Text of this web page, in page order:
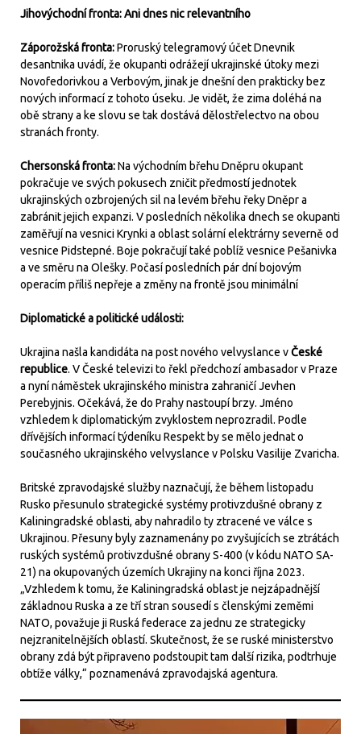
Jihovýchodní fronta: Ani dnes nic relevantního
Záporožská fronta:Proruský telegramový účet Dnevnik
desantnika uvádí, že okupanti odrážejí ukrajinské útoky mezi
Novofedorivkou a Verbovým, jinak je dnešní den prakticky bez
nových informací z tohoto úseku. Je vidět, že zima doléhá na
obě strany a ke slovu se tak dostává dělostřelectvo na obou
stranách fronty.
Chersonská fronta:Na východním břehu Dněpru okupant
pokračuje ve svých pokusech zničit předmostí jednotek
ukrajinských ozbrojených sil na levém břehu řeky Dněpr a
zabránit jejich expanzi. V posledních několika dnech se okupanti
zaměřují na vesnici Krynki a oblast solární elektrárny severně od
vesnice Pidstepné. Boje pokračují také poblíž vesnice Pešanivka
a ve směru na Olešky. Počasí posledních pár dní bojovým
operacím příliš nepřeje a změny na frontě jsou minimální
Diplomatické a politické události:
Ukrajina našla kandidáta na post nového velvyslance vČeské
republice. V České televizi to řekl předchozí ambasador v Praze
a nyní náměstek ukrajinského ministra zahraničí Jevhen
Perebyjnis. Očekává, že do Prahy nastoupí brzy. Jméno
vzhledem k diplomatickým zvyklostem neprozradil. Podle
dřívějších informací týdeníku Respekt by se mělo jednat o
současného ukrajinského velvyslance v Polsku Vasilije Zvaricha.
Britské zpravodajské služby naznačují, že během listopadu
Rusko přesunulo strategické systémy protivzdušné obrany z
Kaliningradské oblasti, aby nahradilo ty ztracené ve válce s
Ukrajinou. Přesuny byly zaznamenány po zvyšujících se ztrátách
ruských systémů protivzdušné obrany S-400 (v kódu NATO SA-
21) na okupovaných územích Ukrajiny na konci října 2023.
„Vzhledem k tomu, že Kaliningradská oblast je nejzápadnější
základnou Ruska a ze tří stran sousedí s členskými zeměmi
NATO, považuje ji Ruská federace za jednu ze strategicky
nejzranitelnějších oblastí. Skutečnost, že se ruské ministerstvo
obrany zdá být připraveno podstoupit tam další rizika, podtrhuje
obtíže války,“ poznamenává zpravodajská agentura.